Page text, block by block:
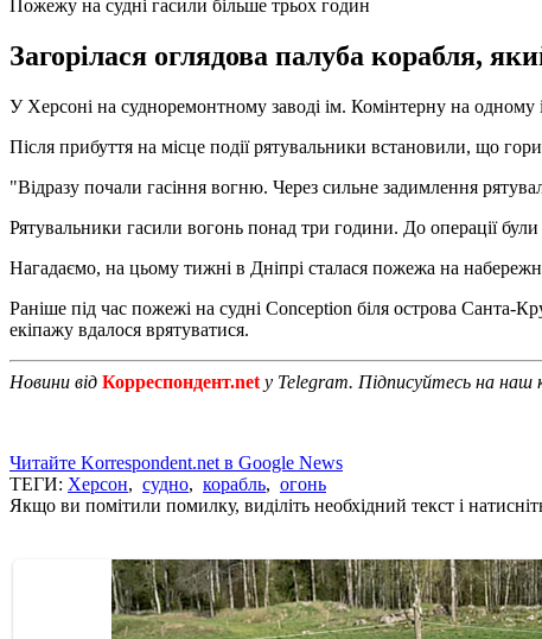
Пожежу на судні гасили більше трьох годин
Загорілася оглядова палуба корабля,
У Херсоні на судноремонтному заводі ім. Комінтерну на
Після прибуття на місце події рятувальники встановили, що
"Відразу почали гасіння вогню. Через сильне задимлення
Рятувальники гасили вогонь понад три години. До операції
Нагадаємо, на цьому тижні в Дніпрі сталася пожежа на
Раніше під час пожежі на судні Conception біля острова Санта-
екіпажу вдалося врятуватися.
Новини від Корреспондент.net у Telegram. Підписуйтесь на наш
Читайте Korrespondent.net в Google News
ТЕГИ: Херсон, судно, корабль, огонь
Якщо ви помітили помилку, виділіть необхідний текст і